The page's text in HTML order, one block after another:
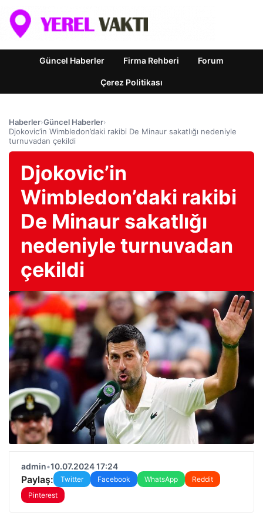
Güncel Haberler Firma Rehberi Forum
Çerez Politikası
Haberler›Güncel Haberler›
Djokovic’in Wimbledon’daki rakibi De Minaur sakatlığı nedeniyle
turnuvadan çekildi
Djokovic’in
Wimbledon’daki rakibi
De Minaur sakatlığı
nedeniyle turnuvadan
çekildi
admin•10.07.2024 17:24
Paylaş: Twitter Facebook WhatsApp
Reddit
Pinterest